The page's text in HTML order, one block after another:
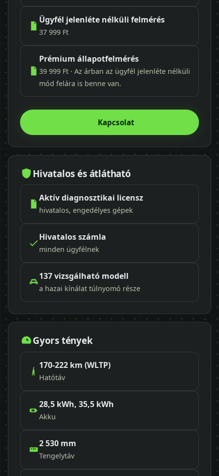
Ügyfél jelenléte nélküli felmérés
37 999 Ft
Prémium állapotfelmérés
39 999 Ft · Az árban az ügyfél jelenléte nélküli
mód felára is benne van.
Kapcsolat
Hivatalos és átlátható
Aktív diagnosztikai licensz
hivatalos, engedélyes gépek
Hivatalos számla
minden ügyfélnek
137 vizsgálható modell
a hazai kínálat túlnyomó része
Gyors tények
170-222 km (WLTP)
Hatótáv
28,5 kWh, 35,5 kWh
Akku
2 530 mm
Tengelytáv